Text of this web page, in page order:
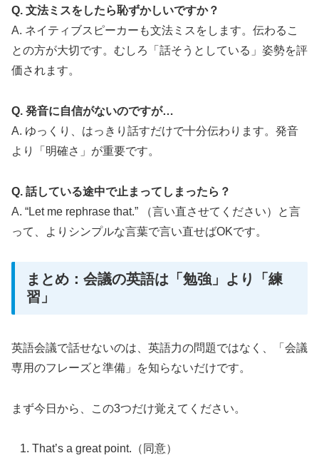
Q. 文法ミスをしたら恥ずかしいですか？
A. ネイティブスピーカーも文法ミスをします。伝わるこ
との方が大切です。むしろ「話そうとしている」姿勢を評
価されます。
Q. 発音に自信がないのですが…
A. ゆっくり、はっきり話すだけで十分伝わります。発音
より「明確さ」が重要です。
Q. 話している途中で止まってしまったら？
A. “Let me rephrase that.” （言い直させてください）と言
って、よりシンプルな言葉で言い直せばOKです。
まとめ：会議の英語は「勉強」より「練
習」
英語会議で話せないのは、英語力の問題ではなく、「会議
専用のフレーズと準備」を知らないだけです。
まず今日から、この3つだけ覚えてください。
That’s a great point.（同意）